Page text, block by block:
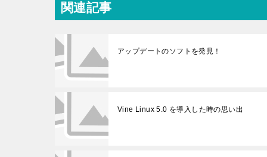
関連記事
アップデートのソフトを発見！
Vine Linux 5.0 を導入した時の思い出